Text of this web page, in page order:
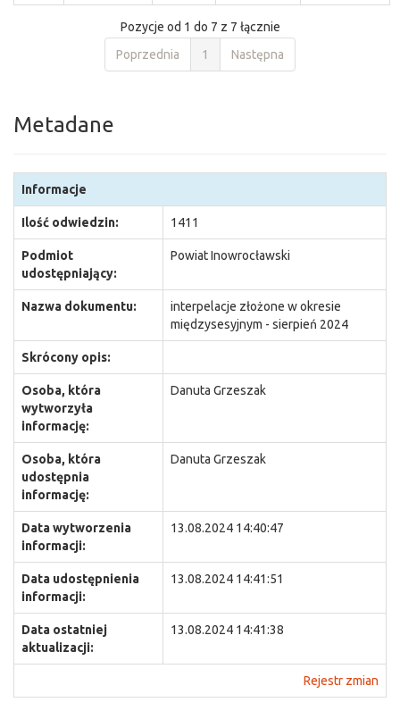
Pozycje od 1 do 7 z 7 łącznie
Poprzednia
1 Następna
Metadane
Informacje
Ilość odwiedzin: 1411
Podmiot
udostępniający:
Powiat Inowrocławski
Nazwa dokumentu:
interpelacje złożone w okresie
międzysesyjnym - sierpień 2024
Skrócony opis:
Osoba, która
wytworzyła
informację:
Danuta Grzeszak
Osoba, która
udostępnia
informację:
Danuta Grzeszak
Data wytworzenia
informacji:
13.08.2024 14:40:47
Data udostępnienia
informacji:
13.08.2024 14:41:51
Data ostatniej
aktualizacji:
13.08.2024 14:41:38
Rejestr zmian